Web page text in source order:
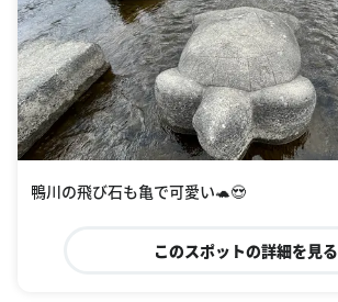
鴨川の飛び石も亀で可愛い🐢😍
このスポットの詳細を見る